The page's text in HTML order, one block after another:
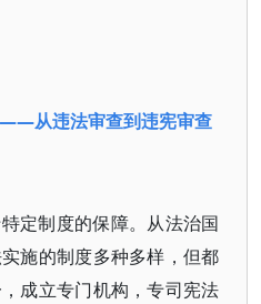
从违法审查到违宪审查
定制度的保障。从法治国
施的制度多种多样，但都
成立专门机构，专司宪法